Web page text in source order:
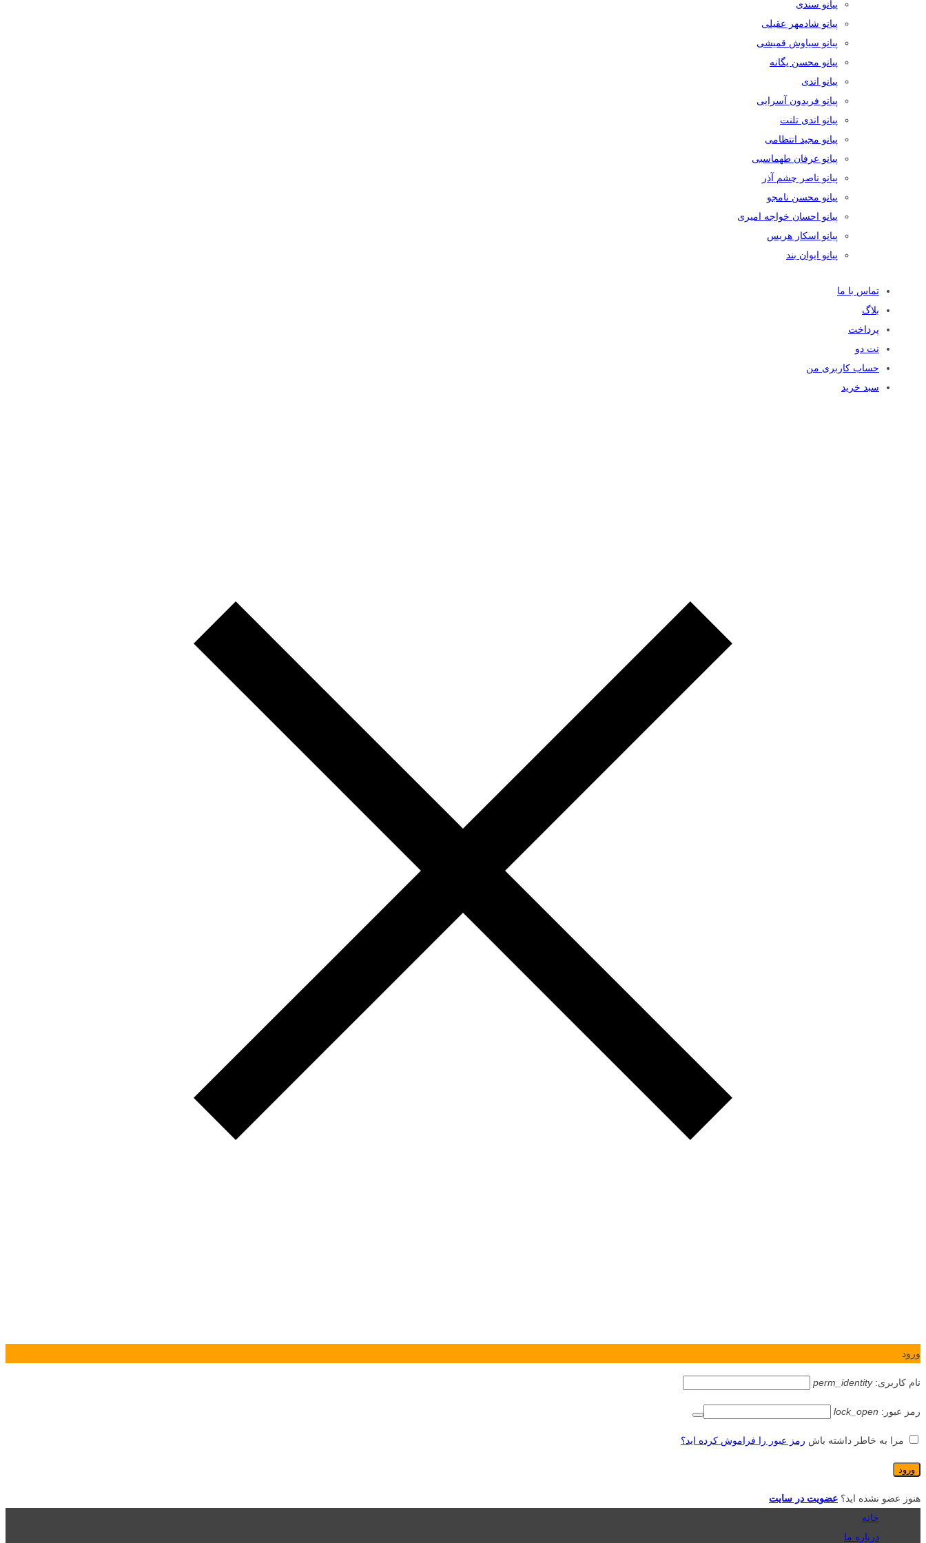
پیانو سندی
پیانو شادمهر عقیلی
پیانو سیاوش قمیشی
پیانو محسن یگانه
پیانو اندی
پیانو فریدون آسرایی
پیانو اندی تلنت
پیانو مجید انتظامی
پیانو عرفان طهماسبی
پیانو ناصر چشم آذر
پیانو محسن نامجو
پیانو احسان خواجه امیری
پیانو اسکار هریس
پیانو ایوان بند
تماس با ما
بلاگ
پرداخت
نت دو
حساب کاربری من
سبد خرید
ورود
نام کاربری:perm_identity
رمز عبور: lock_open
مرا به خاطر داشته باش رمز عبور را فراموش کرده اید؟
هنوز عضو نشده اید؟ عضویت در سایت
خانه
درباره ما